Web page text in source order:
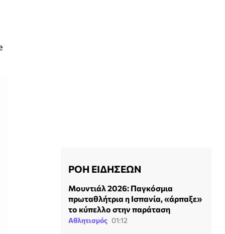
ΡΟΗ ΕΙΔΗΣΕΩΝ
Μουντιάλ 2026: Παγκόσμια
πρωταθλήτρια η Ισπανία, «άρπαξε»
το κύπελλο στην παράταση
Αθλητισμός 01:12